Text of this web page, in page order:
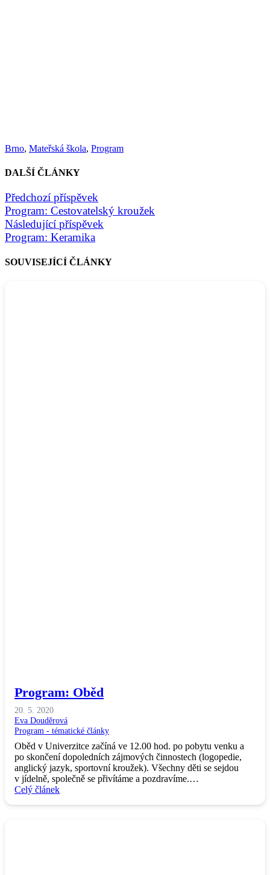
Brno, Mateřská škola, Program
DALŠÍ ČLÁNKY
Předchozí příspěvek
Program: Cestovatelský kroužek
Následující příspěvek
Program: Keramika
SOUVISEJÍCÍ ČLÁNKY
Program: Oběd
20. 5. 2020
Eva Douděrová
Program - tématické články
Oběd v Univerzitce začíná ve 12.00 hod. po pobytu venku a
po skončení dopoledních zájmových činnostech (logopedie,
anglický jazyk, sportovní kroužek). Všechny děti se sejdou
v jídelně, společně se přivítáme a pozdravíme.…
Celý článek